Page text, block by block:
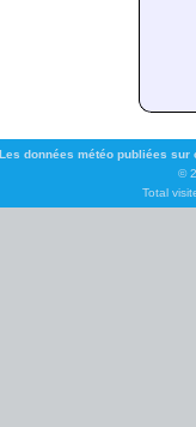
Les données météo publiées
©
Total